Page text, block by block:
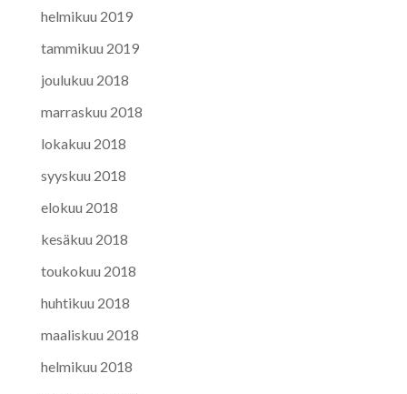
helmikuu 2019
tammikuu 2019
joulukuu 2018
marraskuu 2018
lokakuu 2018
syyskuu 2018
elokuu 2018
kesäkuu 2018
toukokuu 2018
huhtikuu 2018
maaliskuu 2018
helmikuu 2018